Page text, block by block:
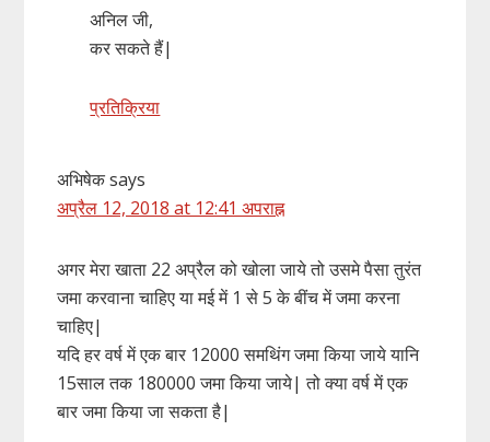
अनिल जी,
कर सकते हैं|
प्रतिक्रिया
अभिषेकsays
अप्रैल 12, 2018 at 12:41 अपराह्न
अगर मेरा खाता 22 अप्रैल को खोला जाये तो उसमे पैसा तुरंत
जमा करवाना चाहिए या मई में 1 से 5 के बींच में जमा करना
चाहिए|
यदि हर वर्ष में एक बार 12000 समथिंग जमा किया जाये यानि
15साल तक 180000 जमा किया जाये| तो क्या वर्ष में एक
बार जमा किया जा सकता है|